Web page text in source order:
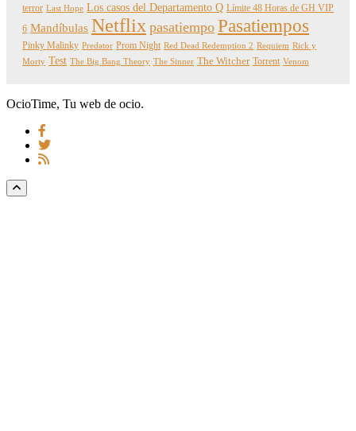
terror Last Hope Los casos del Departamento Q Límite 48 Horas de GH VIP
6 Mandíbulas Netflix pasatiempo Pasatiempos
Pinky Malinky Predator Prom Night Red Dead Redemption 2 Requiem Rick y
Morty Test The Big Bang Theory The Sinner The Witcher Torrent Venom
OcioTime, Tu web de ocio.